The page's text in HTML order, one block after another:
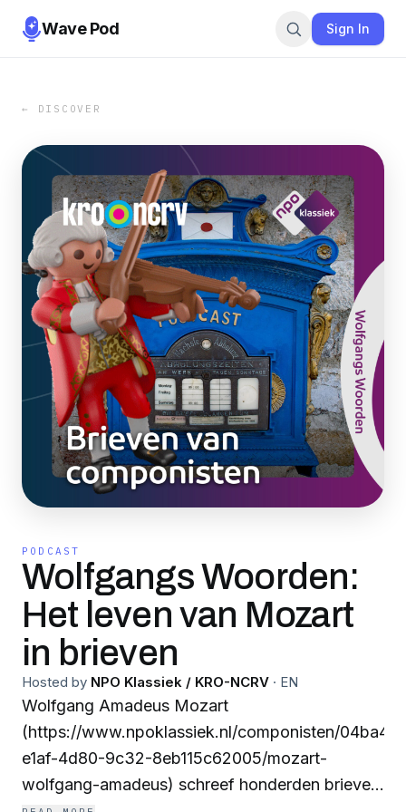
Wave Pod Sign In
← DISCOVER
PODCAST
Wolfgangs Woorden:
Het leven van Mozart
in brieven
Hosted by NPO Klassiek / KRO-NCRV · EN
Wolfgang Amadeus Mozart
(https://www.npoklassiek.nl/componisten/
e1af-4d80-9c32-8eb115c62005/mozart-
wolfgang-amadeus) schreef honderden brieven.